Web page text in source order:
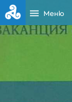
Меню